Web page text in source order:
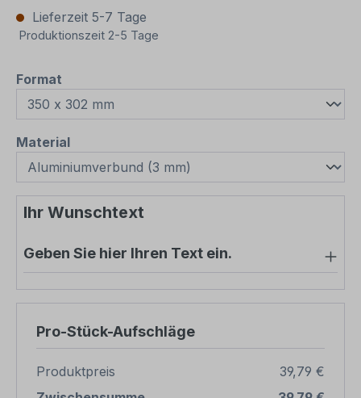
Lieferzeit 5-7 Tage
Produktionszeit 2-5 Tage
Format
Materialauswählen
Ihr Wunschtext
Geben Sie hier Ihren Text ein.
Pro-Stück-Aufschläge
Produktpreis
39,79 €